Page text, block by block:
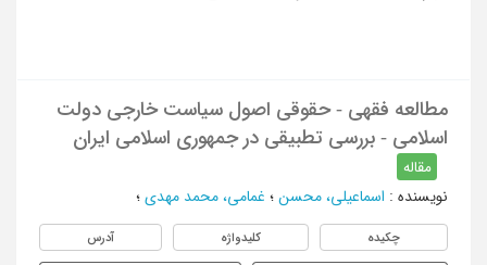
مطالعه فقهی - حقوقی اصول سیاست خارجی دولت
اسلامی - بررسی تطبیقی در جمهوری اسلامی ایران
مقاله
نویسنده : اسماعیلی، محسن ؛ غمامی، محمد مهدی ؛
چکیده کلیدواژه آدرس